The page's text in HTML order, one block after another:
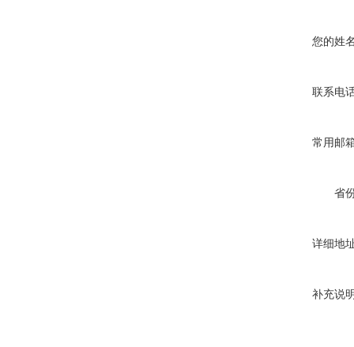
您的姓
联系电
常用邮
省
详细地
补充说